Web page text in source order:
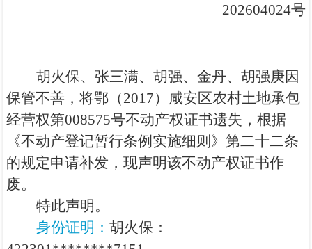
202604024号
胡火保、张三满、胡强、金丹、胡强庚因
保管不善，将鄂（2017）咸安区农村土地承包
经营权第008575号不动产权证书遗失 ，根据
《不动产登记暂行条例实施细则》第二十二条
的规定申请补发，现声明该不动产权证书作
废。
特此声明。
身份证明：胡火保：